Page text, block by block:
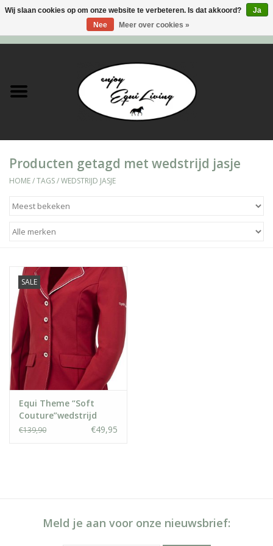
Stal en meer
Ruiter
Super Sales deals
Producten getagd met wedstrijd jasje
HOME/TAGS/WEDSTRIJD JASJE
SALE
Equi Theme “Soft
Couture”wedstrijd
jasje
€139,90 €49,95
Meld je aan voor onze nieuwsbrief:
Wij slaan cookies op om onze website te verbeteren. Is dat akkoord?
Ja
Nee
Meer over cookies »